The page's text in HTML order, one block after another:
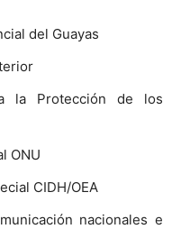
del Guayas
la Protección de los
ONU
CIDH/OEA
nacionales e